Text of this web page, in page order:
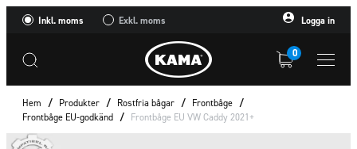
Inkl. moms Exkl. moms Logga in
0
Hem / Produkter / Rostfria bågar / Frontbåge /
Frontbåge EU-godkänd / Frontbåge EU VW Caddy 2021+